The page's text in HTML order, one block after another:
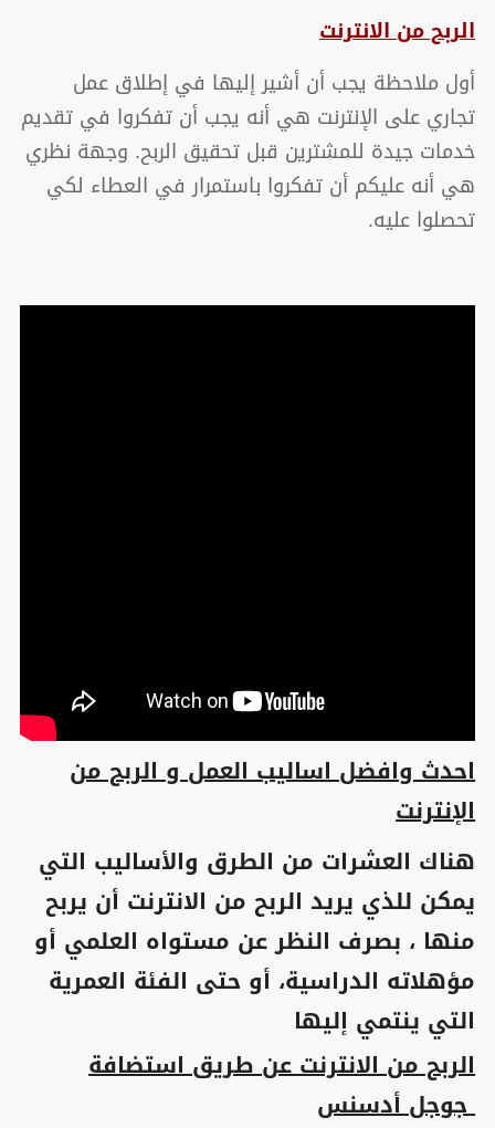
الربح من الانترنت
أول ملاحظة يجب أن أشير إليها في إطلاق عمل
تجاري على الإنترنت هي أنه يجب أن تفكروا في تقديم
خدمات جيدة للمشترين قبل تحقيق الربح. وجهة نظري
هي أنه عليكم أن تفكروا باستمرار في العطاء لكي
تحصلوا عليه.
احدث وافضل اساليب العمل و الربح من
الإنترنت
هناك العشرات من الطرق والأساليب التي
يمكن للذي يريد الربح من الانترنت أن يربح
منها ، بصرف النظر عن مستواه العلمي أو
مؤهلاته الدراسية، أو حتى الفئة العمرية
التي ينتمي إليها
الربح من الانترنت عن طريق استضافة
جوجل أدسنس